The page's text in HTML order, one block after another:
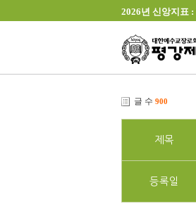
2026년 신앙지표 :
글 수 900
제목
등록일